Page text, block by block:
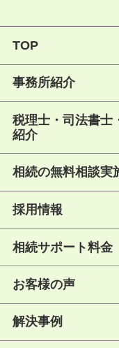
TOP
事務所紹介
税理士・司法書士
紹介
相続の無料相談実
採用情報
相続サポート料金
お客様の声
解決事例